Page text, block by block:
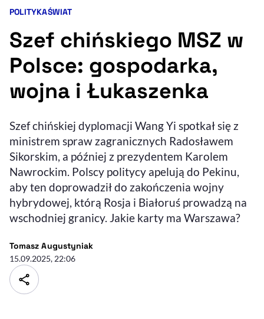
Ułatwienia dostępności wspierają:
Sprawdź, jak i dlaczego zwiększamy dostępność, otwiera się w nowym
Deklaracja dostępności , otwiera się w nowym oknie
Zgłoś problem
, otwiera się w
Kategorie artykułu:
POLITYKAŚWIAT
Szef chińskiego MSZ w
Polsce: gospodarka,
wojna i Łukaszenka
Szef chińskiej dyplomacji Wang Yi spotkał się z
ministrem spraw zagranicznych Radosławem
Sikorskim, a później z prezydentem Karolem
Nawrockim. Polscy politycy apelują do Pekinu,
aby ten doprowadził do zakończenia wojny
hybrydowej, którą Rosja i Białoruś prowadzą na
wschodniej granicy. Jakie karty ma Warszawa?
Tomasz Augustyniak- autor artykułu - profil
15.09.2025, 22:06